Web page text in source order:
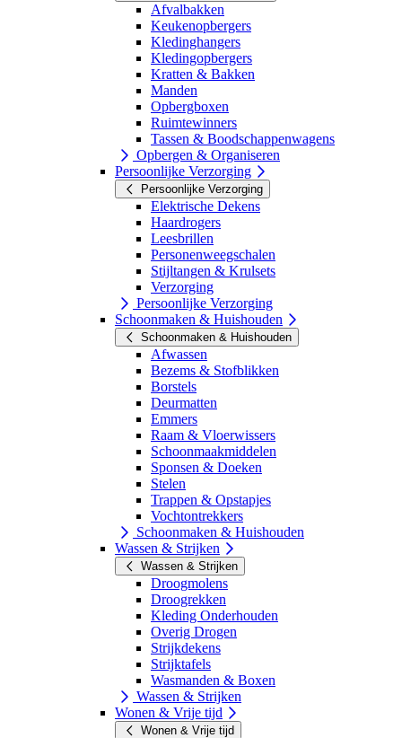
Afvalbakken
Keukenopbergers
Kledinghangers
Kledingopbergers
Kratten & Bakken
Manden
Opbergboxen
Ruimtewinners
Tassen & Boodschappenwagens
Opbergen & Organiseren
Persoonlijke Verzorging
Persoonlijke Verzorging
Elektrische Dekens
Haardrogers
Leesbrillen
Personenweegschalen
Stijltangen & Krulsets
Verzorging
Persoonlijke Verzorging
Schoonmaken & Huishouden
Schoonmaken & Huishouden
Afwassen
Bezems & Stofblikken
Borstels
Deurmatten
Emmers
Raam & Vloerwissers
Schoonmaakmiddelen
Sponsen & Doeken
Stelen
Trappen & Opstapjes
Vochtontrekkers
Schoonmaken & Huishouden
Wassen & Strijken
Wassen & Strijken
Droogmolens
Droogrekken
Kleding Onderhouden
Overig Drogen
Strijkdekens
Strijktafels
Wasmanden & Boxen
Wassen & Strijken
Wonen & Vrije tijd
Wonen & Vrije tijd